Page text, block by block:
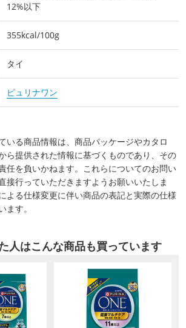
12%以下
355kcal/100g
タイ
ピュリナワン
いる商品情報は、商品パッケージやカタロ
ら提供された情報に基づくものであり、その
任を負いかねます。これらについてのお問い
接行っていただきますようお願いいたしま
よる仕様変更に伴い商品の表記と実際の仕様
ます。
人はこんな商品も買っています